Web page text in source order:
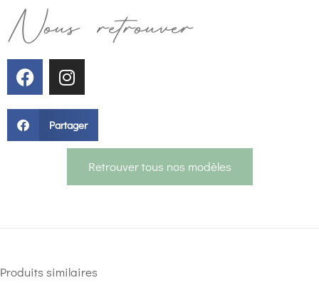
Nous retrouver
Partager
Retrouver tous nos modèles
Produits similaires